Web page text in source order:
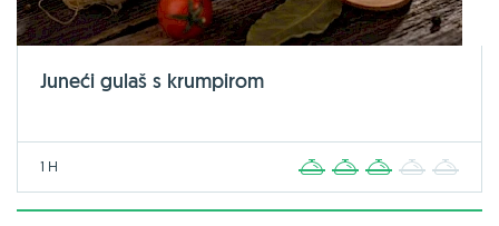
Juneći gulaš s krumpirom
1 H 2 3 4